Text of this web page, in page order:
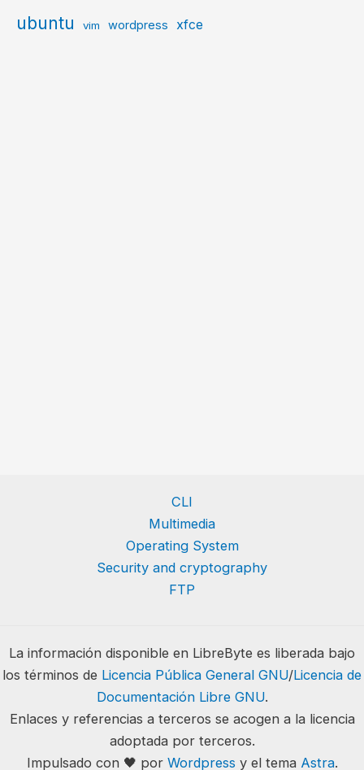
ubuntu vim wordpress xfce
CLI
Multimedia
Operating System
Security and cryptography
FTP
La información disponible en LibreByte es liberada bajo
los términos de Licencia Pública General GNU/Licencia de
Documentación Libre GNU.
Enlaces y referencias a terceros se acogen a la licencia
adoptada por terceros.
Impulsado con 🖤 por Wordpress y el tema Astra.